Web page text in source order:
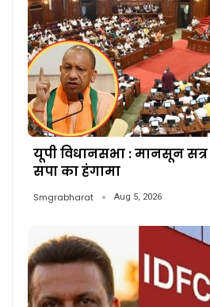
यूपी विधानसभा : मानसून
सपा का हंगामा
Smgrabharat Aug 5, 2026